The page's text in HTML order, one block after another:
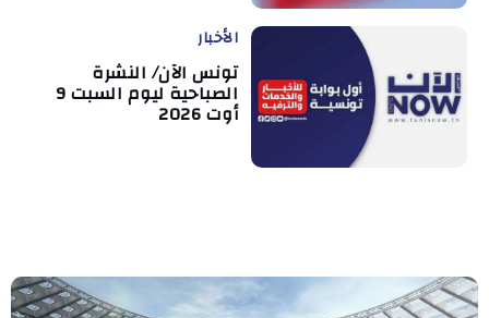
الأخبار
تونس الآن/ النشرة
الصباحية ليوم السبت 9
أوت 2026